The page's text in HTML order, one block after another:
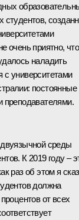
студентов,
очень приятно, что
наладить
с университетами
постоянные
преподавателями.
среды
К 2019 году –
раз об этом я
должна
от всех